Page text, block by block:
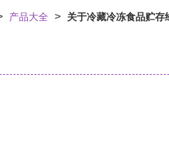
产品大全 > 关于冷藏冷冻食品贮存